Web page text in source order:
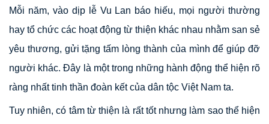
Mỗi năm, vào dịp lễ Vu Lan báo hiếu, mọi người thường
hay tổ chức các hoạt động từ thiện khác nhau nhằm san sẻ
yêu thương, gửi tặng tấm lòng thành của mình để giúp đỡ
người khác. Đây là một trong những hành động thể hiện rõ
ràng nhất tinh thần đoàn kết của dân tộc Việt Nam ta.
Tuy nhiên, có tâm từ thiện là rất tốt nhưng làm sao thể hiện